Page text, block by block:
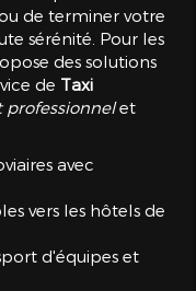
de terminer votre
sérénité. Pour les
des solutions
de Taxi
et
avec
vers les hôtels de
d'équipes et